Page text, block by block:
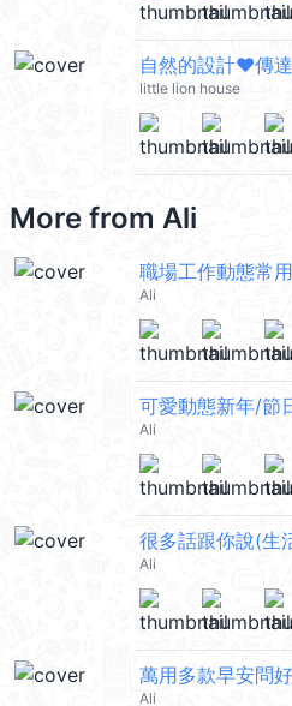
自然的設計♥️傳
little lion house
More from Ali
職場工作動態常
Ali
可愛動態新年/節
Ali
很多話跟你說(生
Ali
萬用多款早安問
Ali